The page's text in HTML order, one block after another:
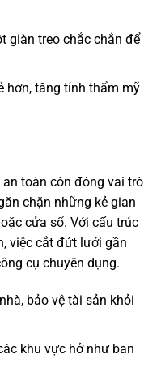
giàn treo chắc chắn để
hơn, tăng tính thẩm mỹ
toàn còn đóng vai trò
chặn những kẻ gian
cửa sổ. Với cấu trúc
việc cắt đứt lưới gần
cụ chuyên dụng.
bảo vệ tài sản khỏi
khu vực hở như ban